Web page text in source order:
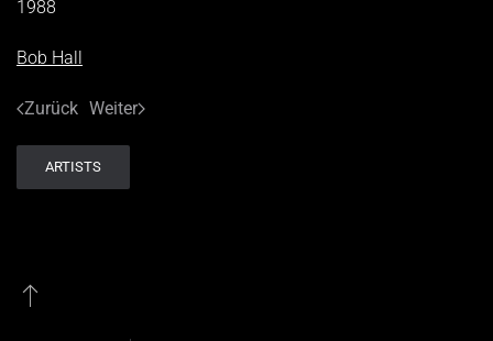
1988
Bob Hall
Zurück Weiter
ARTISTS